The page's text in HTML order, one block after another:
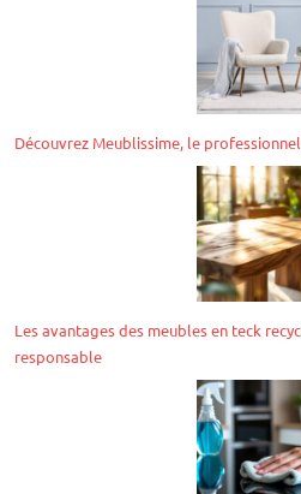
Découvrez Meublissime, le
Les avantages des meubles en teck
responsable